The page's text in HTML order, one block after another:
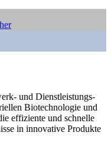
und Dienstleistungs-
Biotechnologie und
effiziente und schnelle
in innovative Produkte